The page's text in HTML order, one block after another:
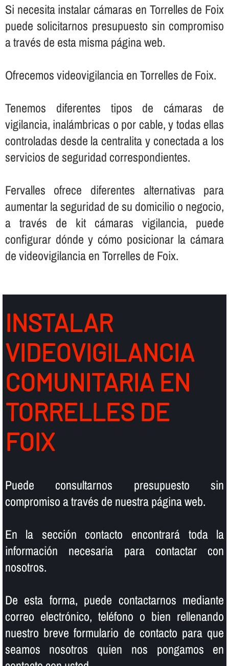
Si necesita instalar cámaras en Torrelles de Foix
puede solicitarnos presupuesto sin compromiso
a través de esta misma página web.
Ofrecemos videovigilancia en Torrelles de Foix.
Tenemos diferentes tipos de cámaras de
vigilancia, inalámbricas o por cable, y todas ellas
controladas desde la centralita y conectada a los
servicios de seguridad correspondientes.
Fervalles ofrece diferentes alternativas para
aumentar la seguridad de su domicilio o negocio,
a través de kit cámaras vigilancia, puede
configurar dónde y cómo posicionar la cámara
de videovigilancia en Torrelles de Foix.
INSTALAR
VIDEOVIGILANCIA
COMUNITARIA EN
TORRELLES DE
FOIX
Puede consultarnos presupuesto sin
compromiso a través de nuestra página web.
En la sección contacto encontrará toda la
información necesaria para contactar con
nosotros.
De esta forma, puede contactarnos mediante
correo electrónico, teléfono o bien rellenando
nuestro breve formulario de contacto para que
seamos nosotros quien nos pongamos en